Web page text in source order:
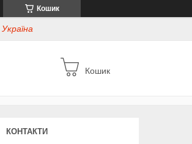
Кошик
Кошик
КОНТАКТИ